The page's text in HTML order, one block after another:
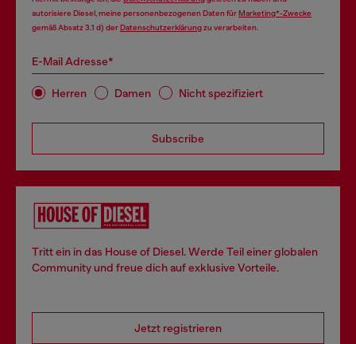
autorisiere Diesel, meine personenbezogenen Daten fürMarketing*-Zwecke
gemäß Absatz 3.1 d) derDatenschutzerklärungzu verarbeiten.
E-Mail Adresse*
Herren Damen Nicht spezifiziert
Subscribe
Tritt ein in das House of Diesel. Werde Teil einer globalen
Community und freue dich auf exklusive Vorteile.
Jetzt registrieren